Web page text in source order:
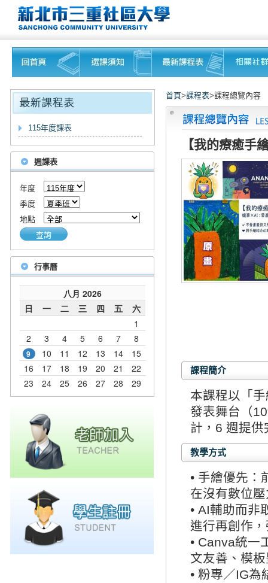
115年度課表
週課表
年度
季度
地點
查詢
行事曆
首頁>課程表>課程總覽內容
【我的療癒手
課程簡介
本課程以「
發表舞台（
計，6 週提供
教學方式
• 手繪優先：
在沒有數位
• AI輔助而非
進行再創作
• Canva統一
文友善、模
• 粉專／IG